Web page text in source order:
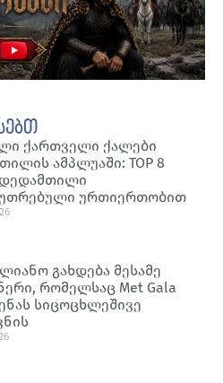
ქართველი ქალები
ამპლუაში: TOP 8
ურთიერთობით
გახდება მესამე
რომელსაც Met Gala
სიცოცხლეშივე